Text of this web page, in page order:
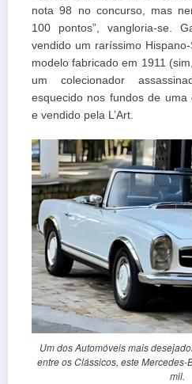
nota 98 no concurso, mas
100 pontos”, vangloria-se.
vendido um raríssimo
modelo fabricado em 1911
um colecionador
esquecido nos fundos de
e vendido pela L’Art.
Um dos Automóveis mais
entre os Clássicos, este
mil.